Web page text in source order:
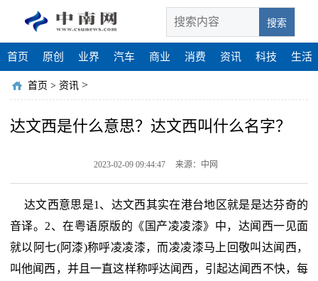
搜索
首页 原创 业界 汽车 商业 消费 资讯 科技 生活
首页 > 资讯 >
达文西是什么意思？达文西叫什么名字？
2023-02-09 09:44:47 来源：中网
达文西意思是1、达文西其实在港台地区就是是达芬奇的
音译。2、在粤语原版的《国产凌凌漆》中，达闻西一见面
就以阿七(阿漆)称呼凌凌漆，而凌凌漆马上回敬叫达闻西，
叫他闻西，并且一直这样称呼达闻西，引起达闻西不快，每